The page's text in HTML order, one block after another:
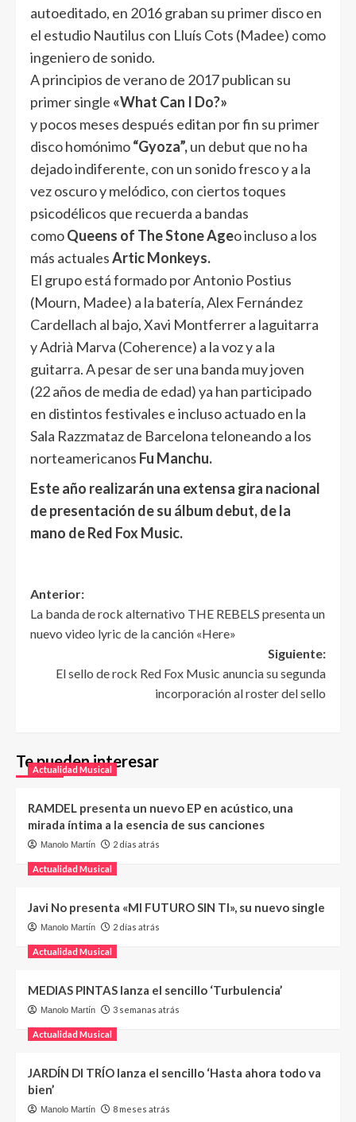
autoeditado, en 2016 graban su primer disco en
el estudio Nautilus con Lluís Cots (Madee) como
ingeniero de sonido.
A principios de verano de 2017 publican su
primer single «What Can I Do?»
y pocos meses después editan por fin su primer
disco homónimo“Gyoza”,un debut que no ha
dejado indiferente, con un sonido fresco y a la
vez oscuro y melódico, con ciertos toques
psicodélicos que recuerda a bandas
comoQueens of The Stone Ageo incluso a los
más actualesArtic Monkeys.
El grupo está formado por Antonio Postius
(Mourn, Madee) a la batería, Alex Fernández
Cardellach al bajo, Xavi Montferrer a laguitarra
y Adrià Marva (Coherence) a la voz y a la
guitarra. A pesar de ser una banda muy joven
(22 años de media de edad) ya han participado
en distintos festivales e incluso actuado en la
Sala Razzmataz de Barcelona teloneando a los
norteamericanos Fu Manchu.
Este año realizarán una extensa gira nacional
de presentación de su álbum debut, de la
mano de Red Fox Music.
Anterior:
La banda de rock alternativo THE REBELS presenta un
nuevo video lyric de la canción «Here»
Siguiente:
El sello de rock Red Fox Music anuncia su segunda
incorporación al roster del sello
Te pueden interesar
Actualidad Musical
RAMDEL presenta un nuevo EP en acústico, una
mirada íntima a la esencia de sus canciones
Manolo Martín 2 días atrás
Actualidad Musical
Javi No presenta «MI FUTURO SIN TI», su nuevo single
Manolo Martín 2 días atrás
Actualidad Musical
MEDIAS PINTAS lanza el sencillo ‘Turbulencia’
Manolo Martín 3 semanas atrás
Actualidad Musical
JARDÍN DI TRÍO lanza el sencillo ‘Hasta ahora todo va
bien’
Manolo Martín 8 meses atrás